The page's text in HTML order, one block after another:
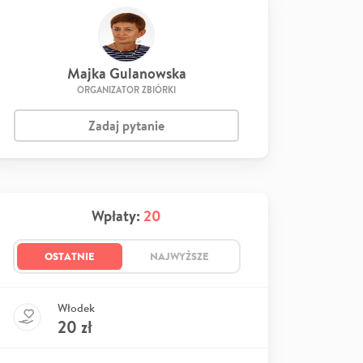
Majka Gulanowska
ORGANIZATOR ZBIÓRKI
Zadaj pytanie
Wpłaty: 20
OSTATNIE NAJWYŻSZE
Włodek
20 zł